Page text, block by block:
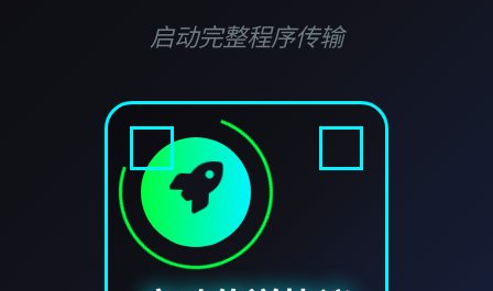
启动完整程序传输